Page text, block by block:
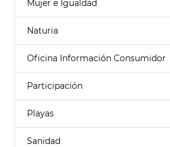
Mujer e Igualdad
Naturia
Oficina Información Consumidor
Participación
Playas
Sanidad